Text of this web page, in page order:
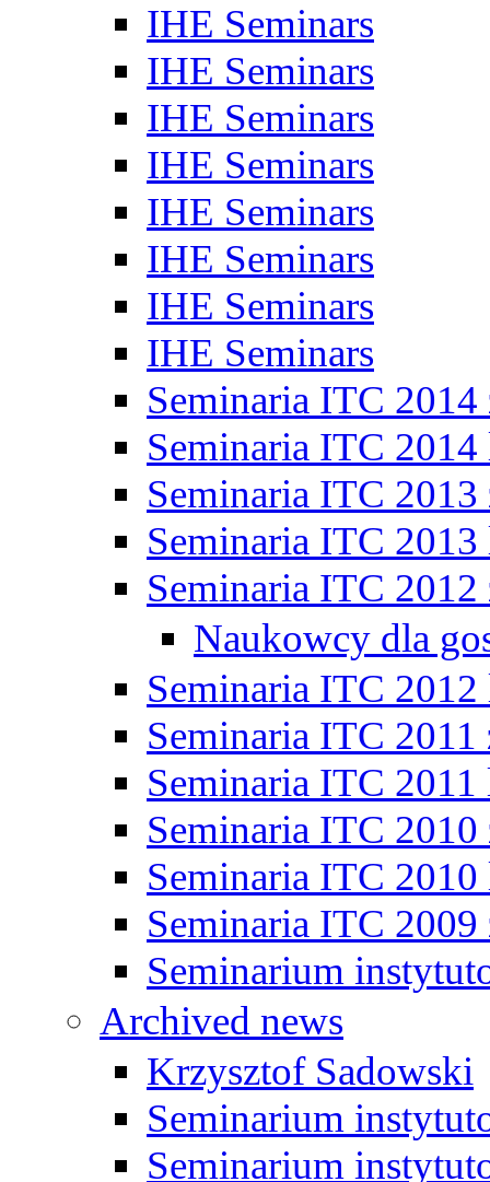
IHE Seminars
IHE Seminars
IHE Seminars
IHE Seminars
IHE Seminars
IHE Seminars
IHE Seminars
IHE Seminars
Seminaria ITC 2014
Seminaria ITC 2014
Seminaria ITC 2013
Seminaria ITC 2013
Seminaria ITC 2012
Naukowcy dla
Seminaria ITC 2012
Seminaria ITC 2011
Seminaria ITC 2011
Seminaria ITC 2010
Seminaria ITC 2010
Seminaria ITC 2009
Seminarium
Archived news
Krzysztof Sadowski
Seminarium
Seminarium